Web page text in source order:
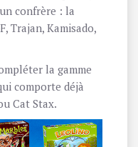
confrère : la
, Trajan, Kamisado,
la gamme
comporte déjà
Cat Stax.